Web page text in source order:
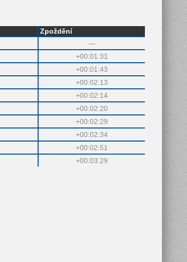
Zpoždění
—
+00:01:31
+00:01:43
+00:02:13
+00:02:14
+00:02:20
+00:02:29
+00:02:34
+00:02:51
+00:03:29